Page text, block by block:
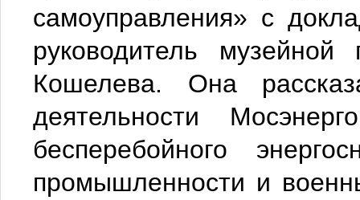
самоуправления» с
руководитель
Кошелева. Она
деятельности
бесперебойного
промышленности и